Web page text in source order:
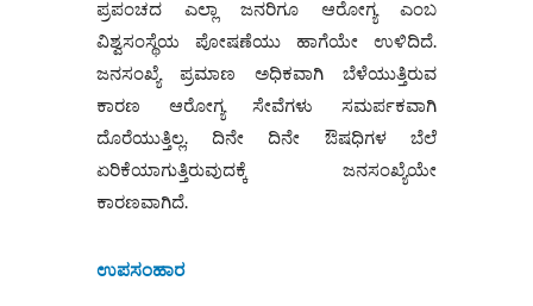
ಪ್ರಪಂಚದ ಎಲ್ಲಾ ಜನರಿಗೂ ಆರೋಗ್ಯ ಎಂಬ
ವಿಶ್ವಸಂಸ್ಥೆಯ ಪೋಷಣೆಯು ಹಾಗೆಯೇ ಉಳಿದಿದೆ.
ಜನಸಂಖ್ಯೆ ಪ್ರಮಾಣ ಅಧಿಕವಾಗಿ ಬೆಳೆಯುತ್ತಿರುವ
ಕಾರಣ ಆರೋಗ್ಯ ಸೇವೆಗಳು ಸಮರ್ಪಕವಾಗಿ
ದೊರೆಯುತ್ತಿಲ್ಲ. ದಿನೇ ದಿನೇ ಔಷಧಿಗಳ ಬೆಲೆ
ಏರಿಕೆಯಾಗುತ್ತಿರುವುದಕ್ಕೆ ಜನಸಂಖ್ಯೆಯೇ
ಕಾರಣವಾಗಿದೆ.
ಉಪಸಂಹಾರ